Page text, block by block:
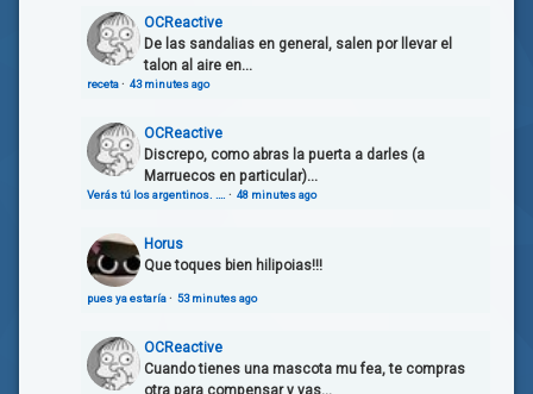
OCReactive
De las sandalias en general, salen por llevar el
talon al aire en...
receta· 43 minutes ago
OCReactive
Discrepo, como abras la puerta a darles (a
Marruecos en particular)...
Verás tú los argentinos. …. · 48 minutes ago
Horus
Que toques bien hilipoias!!!
pues ya estaría· 53 minutes ago
OCReactive
Cuando tienes una mascota mu fea, te compras
otra para compensar y vas...